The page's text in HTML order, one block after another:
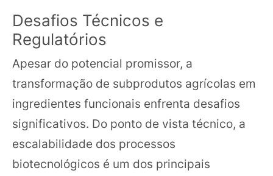
Desafios Técnicos e
Regulatórios
Apesar do potencial promissor, a
transformação de subprodutos agrícolas em
ingredientes funcionais enfrenta desafios
significativos. Do ponto de vista técnico, a
escalabilidade dos processos
biotecnológicos é um dos principais